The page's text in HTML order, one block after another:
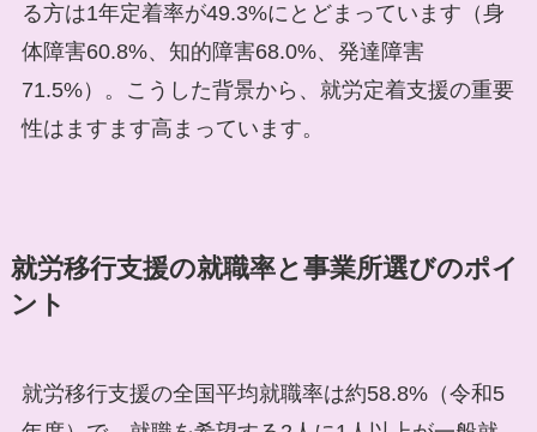
る方は1年定着率が49.3%にとどまっています（身
体障害60.8%、知的障害68.0%、発達障害
71.5%）。こうした背景から、就労定着支援の重要
性はますます高まっています。
就労移行支援の就職率と事業所選びのポイ
ント
就労移行支援の全国平均就職率は約58.8%（令和5